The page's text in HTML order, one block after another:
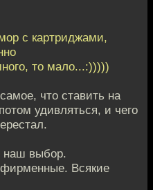
с картриджами,
то мало...:)))))
что ставить на
удивляться, и чего
наш выбор.
Всякие